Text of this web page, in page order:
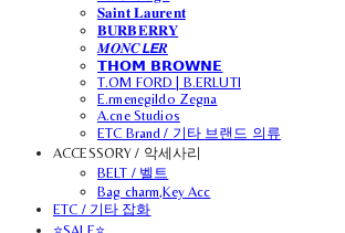
𝐒𝐚𝐢𝐧𝐭 𝐋𝐚𝐮𝐫𝐞𝐧𝐭
𝐁𝐔𝐑𝐁𝐄𝐑𝐑𝐘
𝑴𝑶𝑵𝑪𝙇𝙀𝑹
𝗧𝗛𝗢𝗠 𝗕𝗥𝗢𝗪𝗡𝗘
T.OM FORD | B.ERLUTI
E.rmenegildo Zegna
A.cne Studios
ETC Brand / 기타 브랜드 의류
ACCESSORY / 악세사리
BELT / 벨트
Bag charm,Key Acc
ETC / 기타 잡화